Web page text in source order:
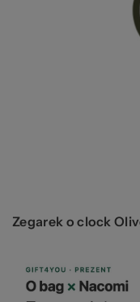
Zegarek o clock